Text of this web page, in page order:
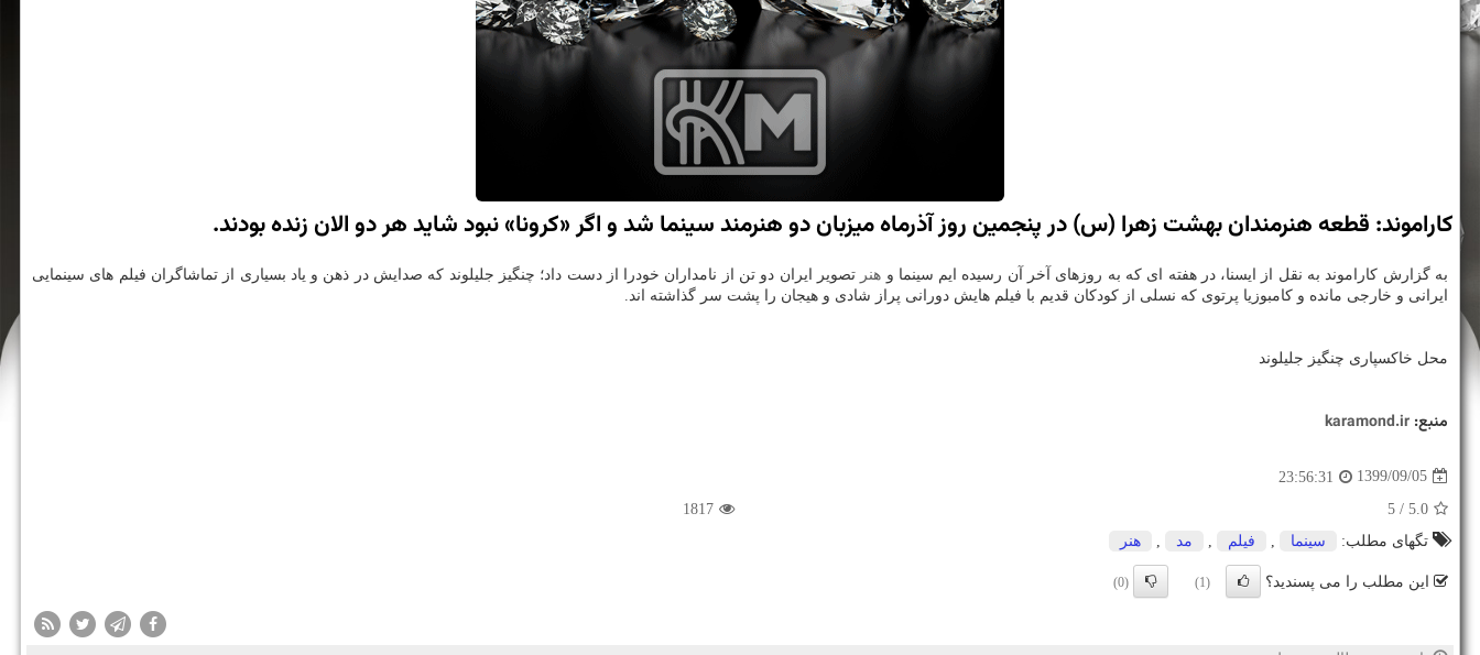
كاراموند: قطعه هنرمندان بهشت زهرا (س) در پنجمین روز آذرماه میزبان دو هنرمند سینما شد و اگر «كرونا» نبود شاید هر دو الان زنده بودند.
به گزارش کاراموند به نقل از ایسنا، در هفته ای که به روزهای آخر آن رسیده ایم سینما و هنر تصویر ایران دو تن از نامداران خودرا از دست داد؛ چنگیز جلیلوند که صدایش در ذهن و یاد بسیاری از تماشاگران فیلم های سینمایی
ایرانی و خارجی مانده و کامبوزیا پرتوی که نسلی از کودکان قدیم با فیلم هایش دورانی پراز شادی و هیجان را پشت سر گذاشته اند.
محل خاکسپاری چنگیز جلیلوند
منبع: karamond.ir
1399/09/05
23:56:31
5.0
/ 5
1817
تگهای مطلب:
سینما , فیلم , مد , هنر
این مطلب را می پسندید؟ (1)
(0)